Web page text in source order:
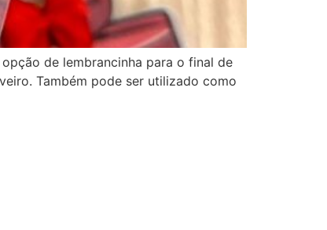
de lembrancinha para o final de
Também pode ser utilizado como